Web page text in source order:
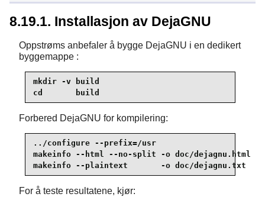
8.19.1. Installasjon av DejaGNU
Oppstrøms anbefaler å bygge DejaGNU i en dedikert
byggemappe :
mkdir -v build
cd       build
Forbered DejaGNU for kompilering:
../configure --prefix=/usr
makeinfo --html --no-split -o doc/dejagnu.html
makeinfo --plaintext       -o doc/dejagnu.txt
For å teste resultatene, kjør: